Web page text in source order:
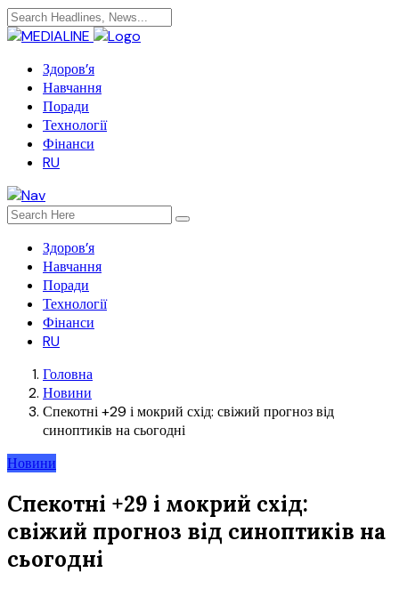
Здоров’я
Навчання
Поради
Технології
Фінанси
RU
Здоров’я
Навчання
Поради
Технології
Фінанси
RU
Головна
Новини
Спекотні +29 і мокрий схід: свіжий прогноз від
синоптиків на сьогодні
Новини
Спекотні +29 і мокрий схід:
свіжий прогноз від синоптиків на
сьогодні